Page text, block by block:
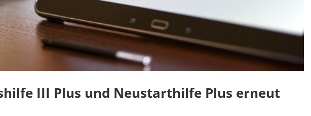
III Plus und Neustarthilfe Plus erneut